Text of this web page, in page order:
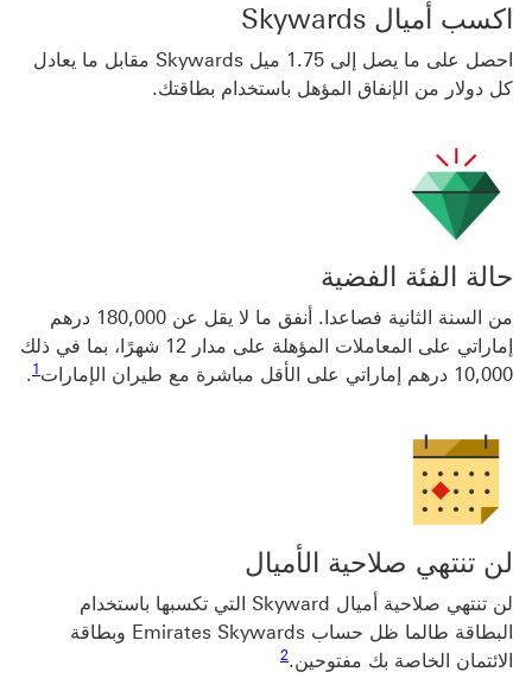
اكسب أميال Skywards
احصل على ما يصل إلى 1.75 ميل Skywards مقابل ما يعادل
كل دولار من الإنفاق المؤهل باستخدام بطاقتك.
حالة الفئة الفضية
من السنة الثانية فصاعدا. أنفق ما لا يقل عن 180,000 درهم
إماراتي على المعاملات المؤهلة على مدار 12 شهرًا، بما في ذلك
10,000 درهم إماراتي على الأقل مباشرة مع طيران الإمارات
1
رابط
.
لن تنتهي صلاحية الأميال
لن تنتهي صلاحية أميال Skyward التي تكسبها باستخدام
البطاقة طالما ظل حساب Emirates Skywards وبطاقة
الائتمان الخاصة بك مفتوحين.2
رابط الحاشية السفلية 2